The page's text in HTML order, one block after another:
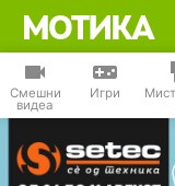
Смешни
видеа
Игри